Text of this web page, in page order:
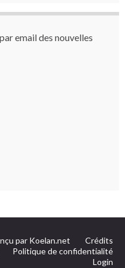
email des nouvelles
par Koelan.net
Crédits
Politique de confidentialité
Login